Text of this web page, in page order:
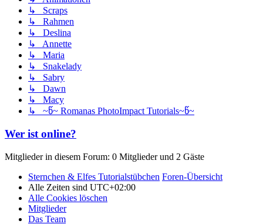
↳ Scraps
↳ Rahmen
↳ Deslina
↳ Annette
↳ Maria
↳ Snakelady
↳ Sabry
↳ Dawn
↳ Macy
↳ ~წ~ Romanas PhotoImpact Tutorials~წ~
Wer ist online?
Mitglieder in diesem Forum: 0 Mitglieder und 2 Gäste
Sternchen & Elfes Tutorialstübchen Foren-Übersicht
Alle Zeiten sind UTC+02:00
Alle Cookies löschen
Mitglieder
Das Team